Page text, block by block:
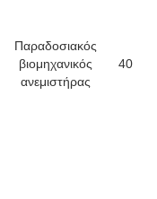
Παραδοσιακός
βιομηχανικός
ανεμιστήρας
40